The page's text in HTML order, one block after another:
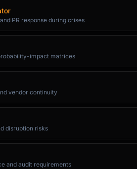
PR response during crises
impact matrices
vendor continuity
disruption risks
and audit requirements